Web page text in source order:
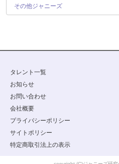
その他ジャニーズ
タレント一覧
お知らせ
お問い合わせ
会社概要
プライバシーポリシー
サイトポリシー
特定商取引法上の表示